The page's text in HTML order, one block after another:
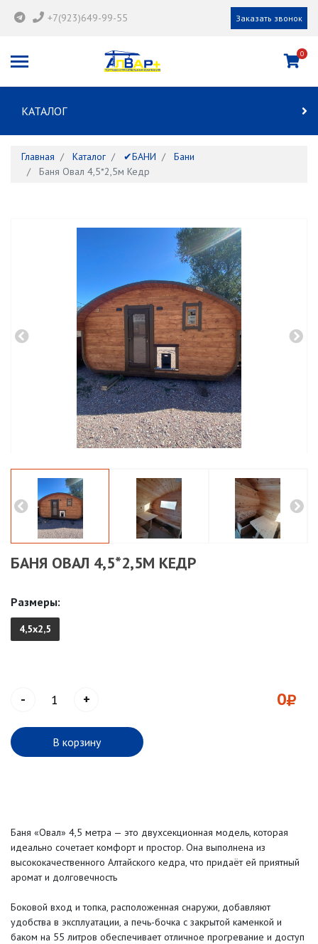
+7(923)649-99-55 Заказать звонок
0
КАТАЛОГ
Главная Каталог ✔БАНИ
Бани
Баня Овал 4,5*2,5м Кедр
БАНЯ ОВАЛ 4,5*2,5М КЕДР
Размеры:
4,5х2,5
- + 0
В корзину
Баня «Овал» 4,5 метра — это двухсекционная модель, которая
идеально сочетает комфорт и простор. Она выполнена из
высококачественного Алтайского кедра, что придаёт ей приятный
аромат и долговечность
Боковой вход и топка, расположенная снаружи, добавляют
удобства в эксплуатации, а печь-бочка с закрытой каменкой и
баком на 55 литров обеспечивает отличное прогревание и доступ